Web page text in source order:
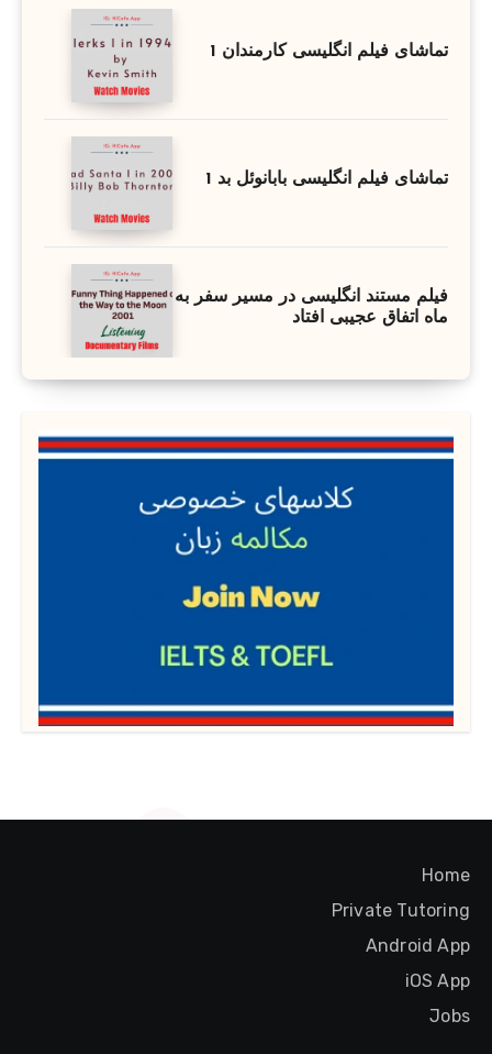
تماشای فیلم انگلیسی کارمندان 1
تماشای فیلم انگلیسی بابانوئل بد 1
فیلم مستند انگلیسی در مسیر سفر به
ماه اتفاق عجیبی افتاد
Home
Private Tutoring
Android App
iOS App
Jobs